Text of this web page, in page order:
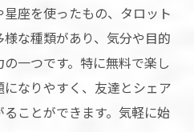
のジオマンシーの魅力発
に学ぶ面白い占い方のコ
げるユニークな方法を解
座を使ったもの、タロット
な種類があり、気分や目的
一つです。特に無料で楽し
なりやすく、友達とシェア
ことができます。気軽に始